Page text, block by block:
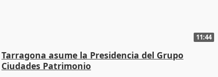
11:44
Tarragona asume la Presidencia del Grupo
Ciudades Patrimonio